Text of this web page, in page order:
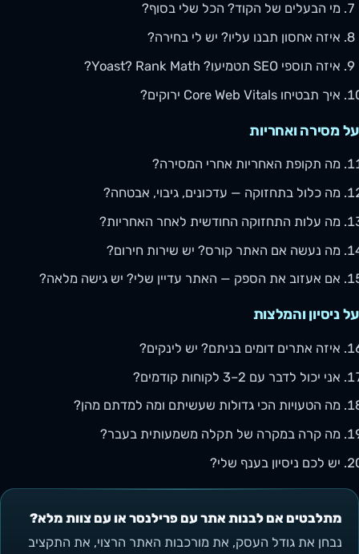
מי הבעלים של הקוד? הכל שלי בסוף?
איזה אחסון תבנו עליו? יש לי בחירה?
איזה תוספי SEO תטמיעו? Yoast? Rank Math?
איך תבטיחו Core Web Vitals ירוקים?
על מסירה ואחריות
מה תקופת האחריות אחרי המסירה?
מה כלול בתחזוקה — עדכונים, גיבוי, אבטחה?
מה עלות התחזוקה החודשית לאחר האחריות?
מה נעשה אם האתר קורס? יש שירות חירום?
אם אעזוב את הספק — האתר עדיין שלי? יש גישה מלאה?
על ניסיון והמלצות
איזה אתרים דומים בניתם? יש לינקים?
אני יכול לדבר עם 2–3 לקוחות קודמים?
מה הטעויות הכי גדולות שעשיתם ומה למדתם מהן?
מה קרה במקרה של תקלה משמעותית בעבר?
יש לכם ניסיון בענף שלי?
מתלבטים אם לבנות אתר עם פרילנסר או עם צוות מלא?
נבחן את גודל העסק, את מורכבות האתר הרצוי, את התקציב